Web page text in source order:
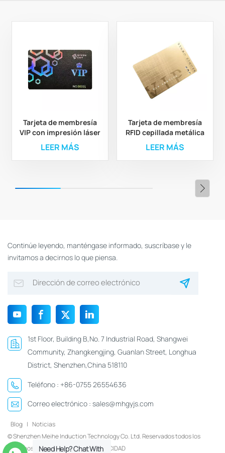
Tarjeta de membresía
VIP con impresión láser
de PVC para club
LEER MÁS
Tarjeta de membresía
RFID cepillada metálica
personalizada, tarjeta
de presentación
LEER MÁS
Continúe leyendo, manténgase informado, suscríbase y le
invitamos a decirnos lo que piensa.
1st Floor, Building B,No. 7 Industrial Road, Shangwei
Community, Zhangkengjing, Guanlan Street, Longhua
District, Shenzhen,China 518110
Teléfono : +86-0755 26554636
Correo electrónico : sales@mhgyjs.com
Blog | Noticias
© Shenzhen Meihe Induction Technology Co. Ltd. Reservados todos los
derechos.
Xml | POLÍTICA DE PRIVACIDAD
Need Help? Chat With